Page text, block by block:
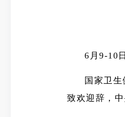
6月9-10
国家卫
致欢迎辞，